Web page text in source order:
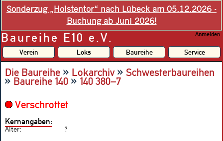
Sonderzug „Holstentor“ nach Lübeck am 05.12.2026 -
Buchung ab Juni 2026!
Baureihe E10 e.V. Anmelden
Verein Loks Baureihe Service
Die Baureihe » Lokarchiv» Schwesterbaureihen
»Baureihe 140 »140 380–7
Verschrottet
Kernangaben:
Alter: ?